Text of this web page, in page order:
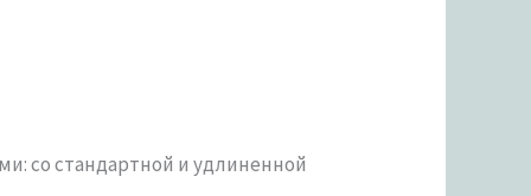
со стандартной и удлиненной